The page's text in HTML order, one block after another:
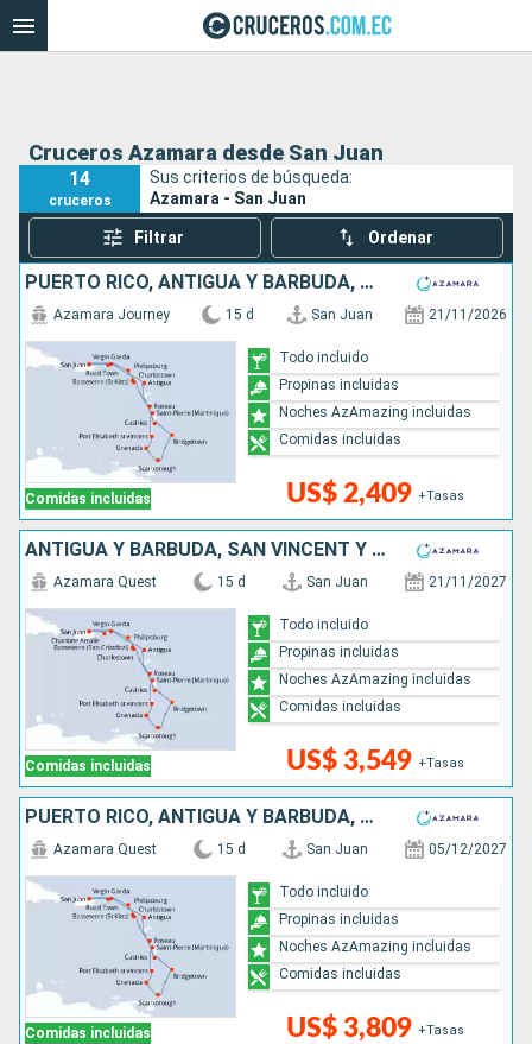
Cruceros Azamara desde San Juan
14
cruceros
Sus criterios de búsqueda:
Azamara - San Juan
Filtrar Ordenar
PUERTO RICO, ANTIGUA Y BARBUDA, SAN VINCENT Y LAS GRANADINAS, GRENADA, TRINIDAD Y TOBAGO, BARBADOS, SANTA LUCIA, DOMINICA, SAN MARTÍN
Comidas incluidas
Azamara Journey 15 d San Juan 21/11/2026
US$ 2,409 +Tasas
Todo incluido
Propinas incluidas
Noches AzAmazing incluidas
Comidas incluidas
ANTIGUA Y BARBUDA, SAN VINCENT Y LAS GRANADINAS, GRENADA, TRINIDAD Y TOBAGO, BARBADOS, SANTA LUCIA, DOMINICA, SAN MARTÍN, ESTADOS UNIDOS, PUERTO RICO
Comidas incluidas
Azamara Quest 15 d San Juan 21/11/2027
US$ 3,549 +Tasas
Todo incluido
Propinas incluidas
Noches AzAmazing incluidas
Comidas incluidas
PUERTO RICO, ANTIGUA Y BARBUDA, SAN VINCENT Y LAS GRANADINAS, GRENADA, TRINIDAD Y TOBAGO, BARBADOS, SANTA LUCIA, DOMINICA, SAN MARTÍN
Comidas incluidas
Azamara Quest 15 d San Juan 05/12/2027
US$ 3,809 +Tasas
Todo incluido
Propinas incluidas
Noches AzAmazing incluidas
Comidas incluidas